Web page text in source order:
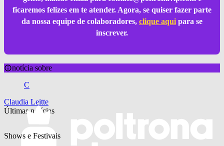
ficaremos felizes em te atender. Agora, se quiser fazer parte
da nossa equipe de colaboradores, clique aqui para se
inscrever.
notícia sobre
C
Claudia Leitte
Últimas notícias
Shows e Festivais